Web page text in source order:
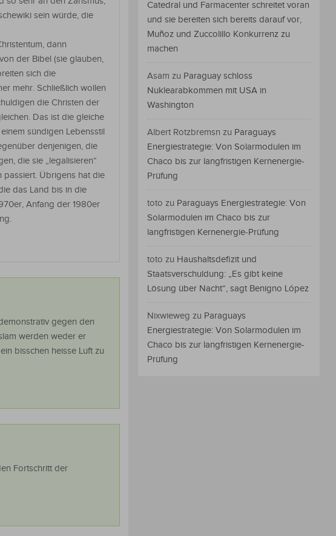
sein würde, die
dann
der Bibel (sie glauben,
sich die
mehr. Schließlich wollen
die Christen der
Das ist die gleiche
sündigen Lebensstil
denjenigen, die
die sie „legalisieren“
passiert. Übrigens hat die
das Land bis in die
Anfang der 1980er
gegen den
werden weder er
bisschen heisse Luft zu
Fortschritt der
Catedral und Farmacenter schreitet voran
und sie bereiten sich bereits darauf vor,
Muñoz und Zuccolillo Konkurrenz zu
machen
Asam zu Paraguay schloss
Nuklearabkommen mit USA in
Washington
Albert Rotzbremsn zu Paraguays
Energiestrategie: Von Solarmodulen im
Chaco bis zur langfristigen Kernenergie-
Prüfung
toto zu Paraguays Energiestrategie: Von
Solarmodulen im Chaco bis zur
langfristigen Kernenergie-Prüfung
toto zu Haushaltsdefizit und
Staatsverschuldung: „Es gibt keine
Lösung über Nacht“, sagt Benigno López
Nixwieweg zu Paraguays
Energiestrategie: Von Solarmodulen im
Chaco bis zur langfristigen Kernenergie-
Prüfung